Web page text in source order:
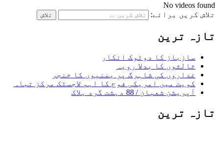
No videos found
تلاش کریں برائے:
تازہ ترین
سازباز کا دوٹوک انکار
ثالثوں کا بدلا رویہ
غداروں کی شاہرگ پر یمنیوں کا خنجر
کویت میں امریکی فوج کا اہم لاجسٹک مرکز تباہ
آپریشن شعبان / 88 دہشت گرد ہلاک
تازہ ترین